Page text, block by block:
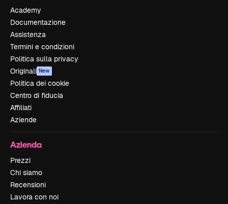
Academy
Documentazione
Assistenza
Termini e condizioni
Politica sulla privacy
Originali New
Politica dei cookie
Centro di fiducia
Affiliati
Aziende
Azienda
Prezzi
Chi siamo
Recensioni
Lavora con noi